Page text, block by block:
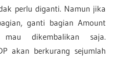
perlu diganti. Namun jika
ganti bagian Amount
dikembalikan saja.
akan berkurang sejumlah